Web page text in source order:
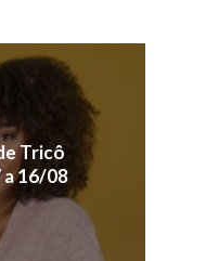
Tricô
a 16/08